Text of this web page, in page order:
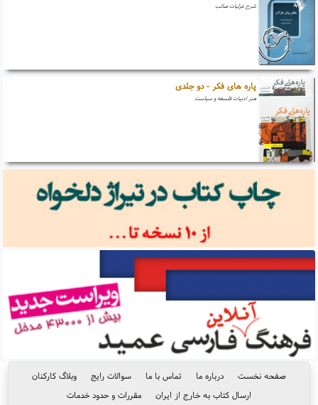
شرح غزلیات صائب
پاره های فکر - دو جلدی
هنر ادبیات فلسفه و سیاست
صفحه نخست درباره ما تماس با ما سوالات رایج
وبلاگ کارکنان
ارسال کتاب به خارج از ایران
مقررات و حدود خدمات